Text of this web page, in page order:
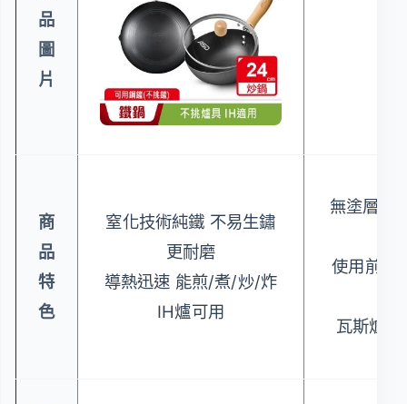
品
圖
片
商
品
特
色
窒化技術純鐵 不易生鏽
更耐磨
導熱迅速 能煎/煮/炒/炸
IH爐可用
無塗層加
使用前無
瓦斯爐/